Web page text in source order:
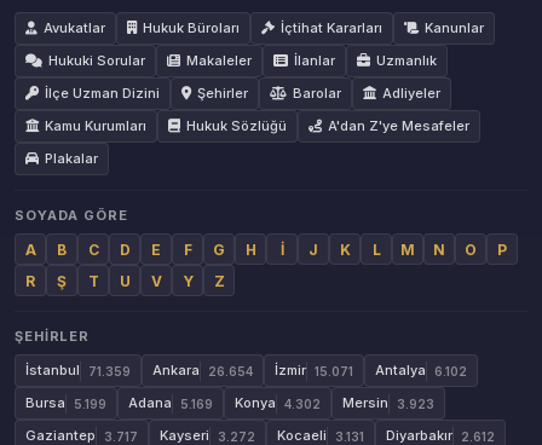
Avukatlar
Hukuk Büroları İçtihat Kararları
Kanunlar
Hukuki Sorular
Makaleler İlanlar
Uzmanlık
İlçe Uzman Dizini
Şehirler Barolar
Adliyeler
Kamu Kurumları
Hukuk Sözlüğü
A'dan Z'ye Mesafeler
Plakalar
SOYADA GÖRE
A B C D E F G H İ J K L M N O
P
R
Ş T U V Y Z
ŞEHIRLER
İstanbul
71.359 Ankara 26.654 İzmir 15.071 Antalya 6.102
Bursa 5.199 Adana 5.169 Konya 4.302 Mersin 3.923
Gaziantep 3.717 Kayseri 3.272 Kocaeli 3.131 Diyarbakır 2.612